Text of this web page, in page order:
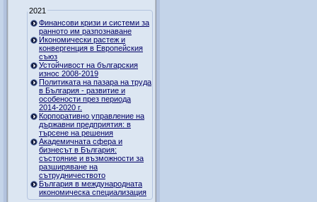
2021
Финансови кризи и системи за
ранното им разпознаване
Икономически растеж и
конвергенция в Европейския
съюз
Устойчивост на българския
износ 2008-2019
Политиката на пазара на труда
в България - развитие и
особености през периода
2014-2020 г.
Корпоративно управление на
държавни предприятия: в
търсене на решения
Академичната сфера и
бизнесът в България:
състояние и възможности за
разширяване на
сътрудничеството
България в международната
икономическа специализация